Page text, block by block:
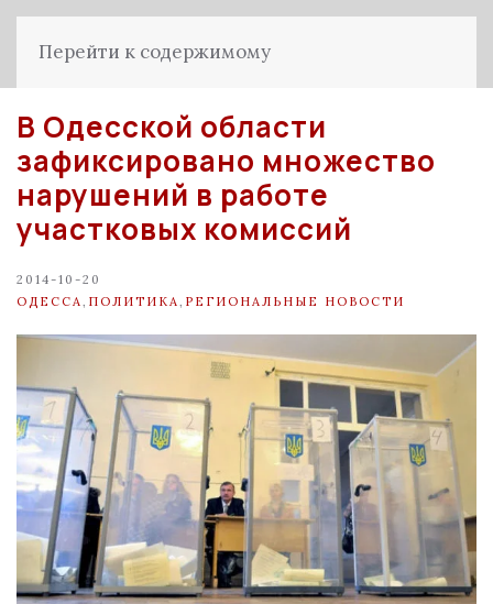
Перейти к содержимому
В Одесской области
зафиксировано множество
нарушений в работе
участковых комиссий
2014-10-20
ОДЕССА
ПОЛИТИКА РЕГИОНАЛЬНЫЕ НОВОСТИ